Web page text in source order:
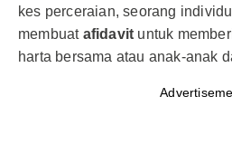
kes perceraian, seorang
membuat afidavit untuk
harta bersama atau anak-anak